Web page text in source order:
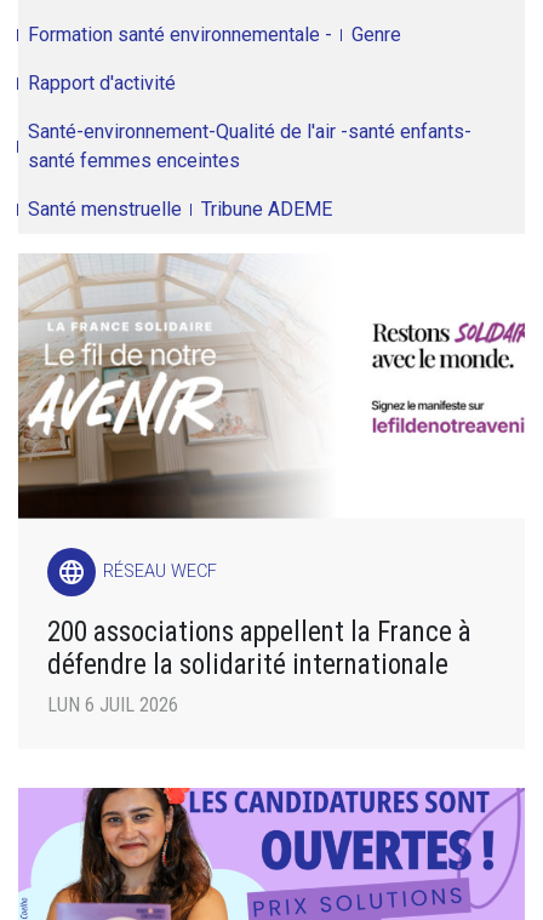
Formation santé environnementale - Genre
Rapport d'activité
Santé-environnement-Qualité de l'air -santé enfants-
santé femmes enceintes
Santé menstruelle Tribune ADEME
language RÉSEAU WECF
200 associations appellent la France à
défendre la solidarité internationale
LUN 6 JUIL 2026